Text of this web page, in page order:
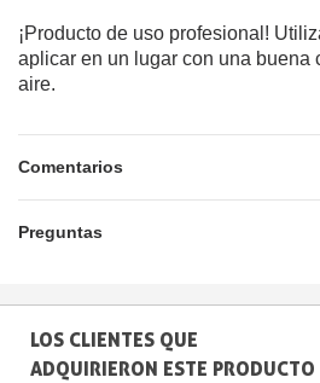
¡Producto de uso profesional!
aplicar en un lugar con una buena
aire.
Comentarios
Preguntas
LOS CLIENTES QUE
ADQUIRIERON ESTE PRODUCTO